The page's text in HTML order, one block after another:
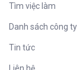
Tìm việc làm
Danh sách công ty
Tin tức